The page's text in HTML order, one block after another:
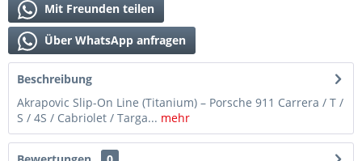
Mit Freunden teilen
Über WhatsApp anfragen
Beschreibung
Akrapovic Slip-On Line (Titanium) – Porsche 911 Carrera / T /
S / 4S / Cabriolet / Targa... mehr